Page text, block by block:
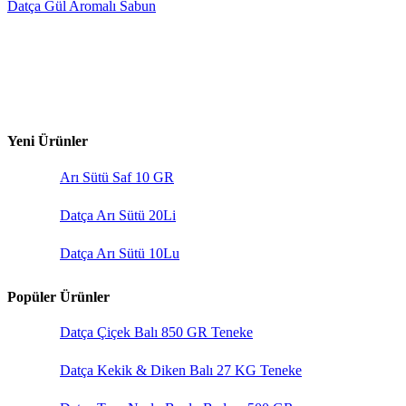
Datça Gül Aromalı Sabun
Yeni Ürünler
Arı Sütü Saf 10 GR
Datça Arı Sütü 20Li
Datça Arı Sütü 10Lu
Popüler Ürünler
Datça Çiçek Balı 850 GR Teneke
Datça Kekik & Diken Balı 27 KG Teneke